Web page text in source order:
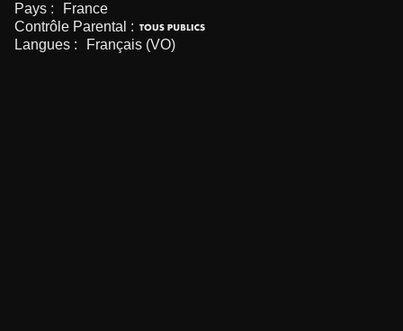
Pays :
France
Contrôle Parental :
Langues :
Français (VO)